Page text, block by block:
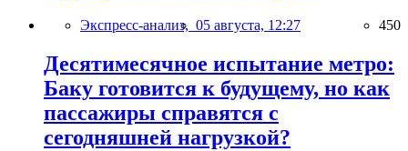
Экспресс-анализ, 05 августа, 12:27 450
Десятимесячное испытание метро:
Баку готовится к будущему, но как
пассажиры справятся с
сегодняшней нагрузкой?